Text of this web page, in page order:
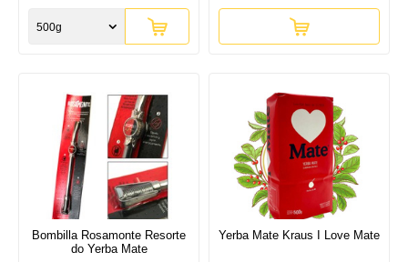
500g
Bombilla Rosamonte Resorte
do Yerba Mate
Yerba Mate Kraus I Love Mate